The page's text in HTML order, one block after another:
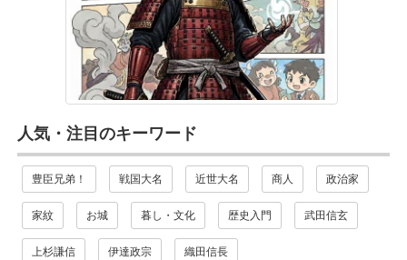
人気・注目のキーワード
豊臣兄弟！ 戦国大名 近世大名 商人 政治家
家紋 お城 暮し・文化 歴史入門 武田信玄
上杉謙信 伊達政宗 織田信長